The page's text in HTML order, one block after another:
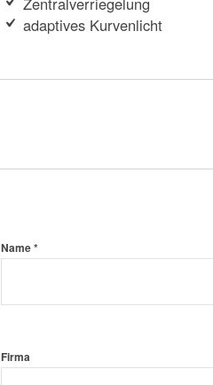
adaptives Kurvenlicht
Name *
Firma